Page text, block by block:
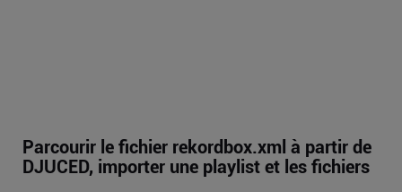
Parcourir le fichier rekordbox.xml à partir de
DJUCED, importer une playlist et les fichiers